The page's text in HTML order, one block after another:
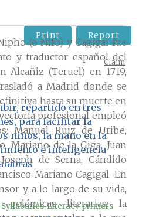
(o Nifo) y Cagigal fue
y traductor español del
Alcañiz (Teruel) en 1719,
a Madrid donde se
hasta su muerte en
profesional empleó
Manuel Ruiz de Uribe,
Mariano de la Giga, Juan
de Serna, Cándido
Mariano Cagigal. En
y, a lo largo de su vida,
literarias: la
Print Report
Claim
repartido en tres
para facilitar la
niños, la mano en la
e inteligencia
Literacy primers